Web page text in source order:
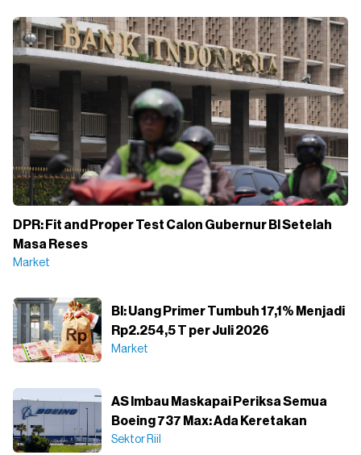
DPR: Fit and Proper Test Calon Gubernur BI Setelah
Masa Reses
Market
BI: Uang Primer Tumbuh 17,1% Menjadi
Rp2.254,5 T per Juli 2026
Market
AS Imbau Maskapai Periksa Semua
Boeing 737 Max: Ada Keretakan
Sektor Riil